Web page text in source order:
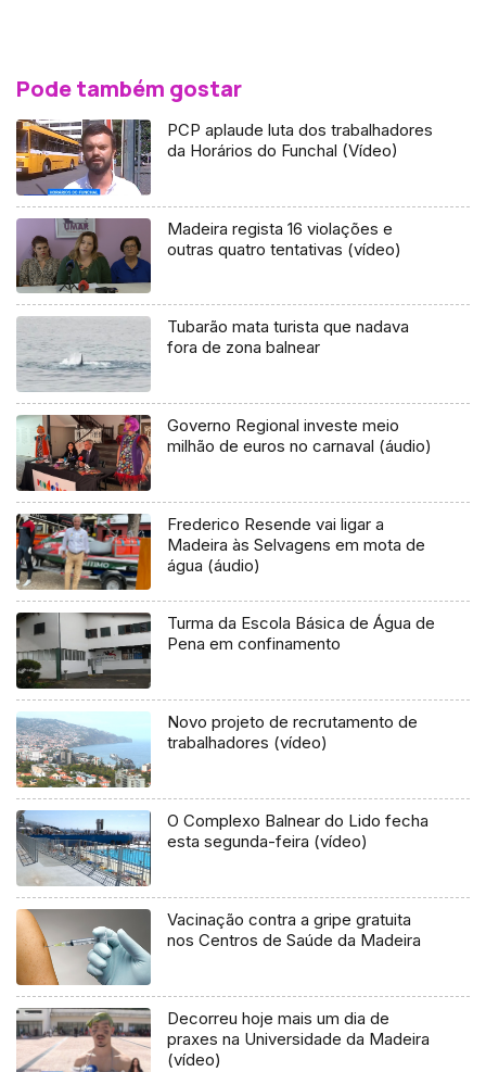
Pode também gostar
PCP aplaude luta dos trabalhadores
da Horários do Funchal (Vídeo)
Madeira regista 16 violações e
outras quatro tentativas (vídeo)
Tubarão mata turista que nadava
fora de zona balnear
Governo Regional investe meio
milhão de euros no carnaval (áudio)
Frederico Resende vai ligar a
Madeira às Selvagens em mota de
água (áudio)
Turma da Escola Básica de Água de
Pena em confinamento
Novo projeto de recrutamento de
trabalhadores (vídeo)
O Complexo Balnear do Lido fecha
esta segunda-feira (vídeo)
Vacinação contra a gripe gratuita
nos Centros de Saúde da Madeira
Decorreu hoje mais um dia de
praxes na Universidade da Madeira
(vídeo)